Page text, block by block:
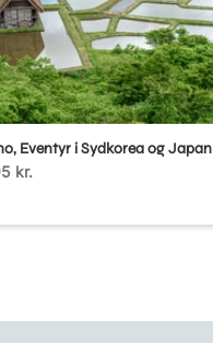
Eventyr i Sydkorea og Japan
kr.